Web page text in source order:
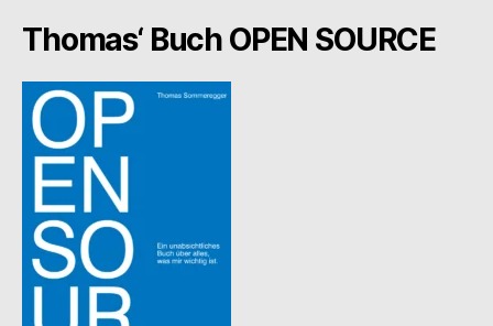
Thomas‘ Buch OPEN SOURCE